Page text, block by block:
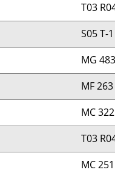
T03
S05 T-
MG 483
MF 263
MC 322
T03
MC 251